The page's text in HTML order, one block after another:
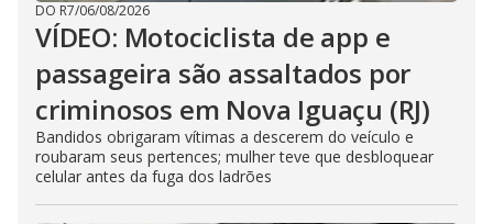
DO R7/06/08/2026
VÍDEO: Motociclista de app e
passageira são assaltados por
criminosos em Nova Iguaçu (RJ)
Bandidos obrigaram vítimas a descerem do veículo e
roubaram seus pertences; mulher teve que desbloquear
celular antes da fuga dos ladrões